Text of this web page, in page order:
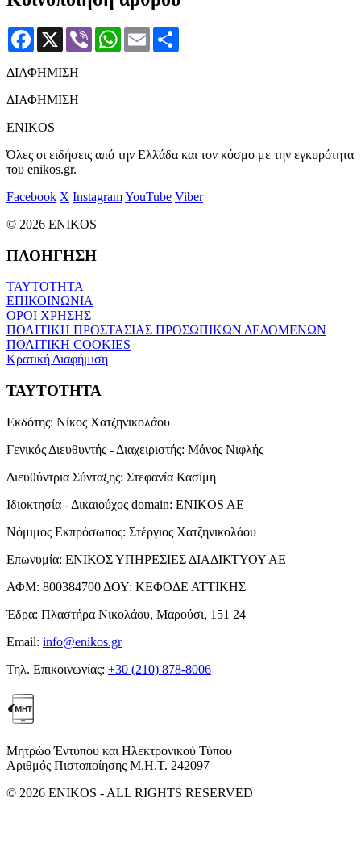
Facebook
X Viber WhatsApp
Email
ΔΙΑΦΗΜΙΣΗ
ΔΙΑΦΗΜΙΣΗ
ENIKOS
Όλες οι ειδήσεις από την Ελλάδα και τον κόσμο με την εγκυρότητα
του enikos.gr.
Facebook X InstagramYouTube Viber
© 2026 ENIKOS
ΠΛΟΗΓΗΣΗ
ΤΑΥΤΟΤΗΤΑ
ΕΠΙΚΟΙΝΩΝΙΑ
ΟΡΟΙ ΧΡΗΣΗΣ
ΠΟΛΙΤΙΚΗ ΠΡΟΣΤΑΣΙΑΣ ΠΡΟΣΩΠΙΚΩΝ ΔΕΔΟΜΕΝΩΝ
ΠΟΛΙΤΙΚΗ COOKIES
Κρατική Διαφήμιση
ΤΑΥΤΟΤΗΤΑ
Εκδότης: Νίκος Χατζηνικολάου
Γενικός Διευθυντής - Διαχειριστής: Μάνος Νιφλής
Διευθύντρια Σύνταξης: Στεφανία Κασίμη
Ιδιοκτησία - Δικαιούχος domain: ENIKOS AE
Νόμιμος Εκπρόσωπος: Στέργιος Χατζηνικολάου
Επωνυμία: ΕΝΙΚΟΣ ΥΠΗΡΕΣΙΕΣ ΔΙΑΔΙΚΤΥΟΥ ΑΕ
ΑΦΜ: 800384700 ΔΟΥ: ΚΕΦΟΔΕ ΑΤΤΙΚΗΣ
Έδρα: Πλαστήρα Νικολάου, Μαρούσι, 151 24
Email: info@enikos.gr
Τηλ. Επικοινωνίας: +30 (210) 878-8006
Μητρώο Έντυπου και Ηλεκτρονικού Τύπου
Αριθμός Πιστοποίησης Μ.Η.Τ. 242097
© 2026 ENIKOS - ALL RIGHTS RESERVED